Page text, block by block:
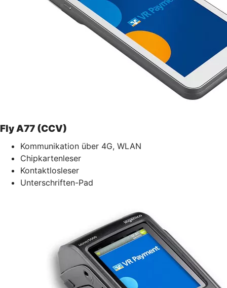
Fly A77 (CCV)
Kommunikation über 4G, WLAN
Chipkartenleser
Kontaktlosleser
Unterschriften-Pad